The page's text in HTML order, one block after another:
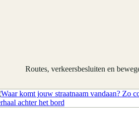
Routes, verkeersbesluiten en